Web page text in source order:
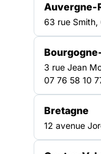
Covid-19
ouverte
situation
La campagne
grande précarité et
Auvergne-
63 rue
3 rue Jean
07 76 58 10
Bretagne
12 avenue